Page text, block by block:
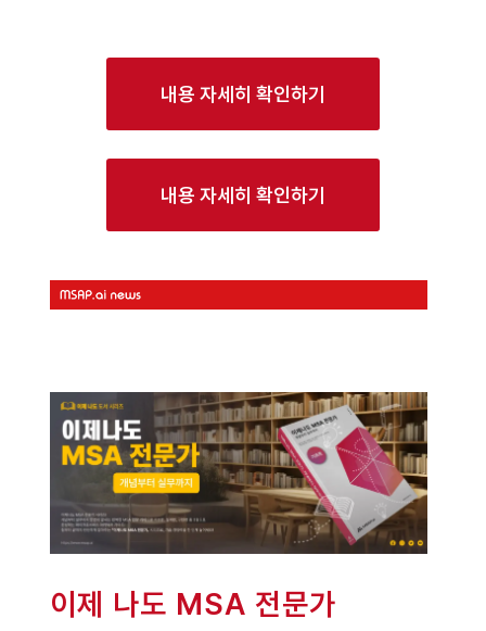
내용 자세히 확인하기
내용 자세히 확인하기
이제 나도 MSA 전문가